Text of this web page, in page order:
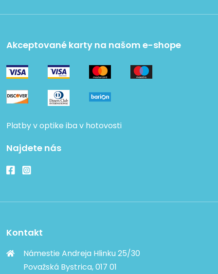
Akceptované karty na našom e-shope
Platby v optike iba v hotovosti
Najdete nás
Kontakt
Námestie Andreja Hlinku 25/30
Považská Bystrica, 017 01